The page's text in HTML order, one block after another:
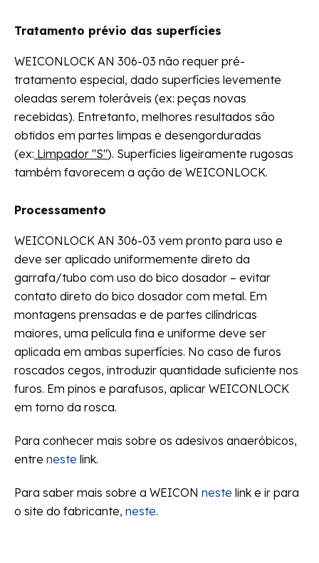
Tratamento prévio das superfícies
WEICONLOCK AN 306-03 não requer pré-
tratamento especial, dado superfícies levemente
oleadas serem toleráveis (ex: peças novas
recebidas). Entretanto, melhores resultados são
obtidos em partes limpas e desengorduradas
(ex: Limpador "S"). Superfícies ligeiramente rugosas
também favorecem a ação de WEICONLOCK.
Processamento
WEICONLOCK AN 306-03 vem pronto para uso e
deve ser aplicado uniformemente direto da
garrafa/tubo com uso do bico dosador – evitar
contato direto do bico dosador com metal. Em
montagens prensadas e de partes cilíndricas
maiores, uma película fina e uniforme deve ser
aplicada em ambas superfícies. No caso de furos
roscados cegos, introduzir quantidade suficiente nos
furos. Em pinos e parafusos, aplicar WEICONLOCK
em torno da rosca.
Para conhecer mais sobre os adesivos anaeróbicos,
entre neste link.
Para saber mais sobre a WEICON neste link e ir para
o site do fabricante, neste.